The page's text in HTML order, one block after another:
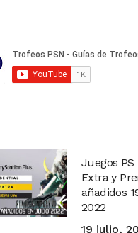
Juegos PS
Extra y
añadidos
2022
19 julio,